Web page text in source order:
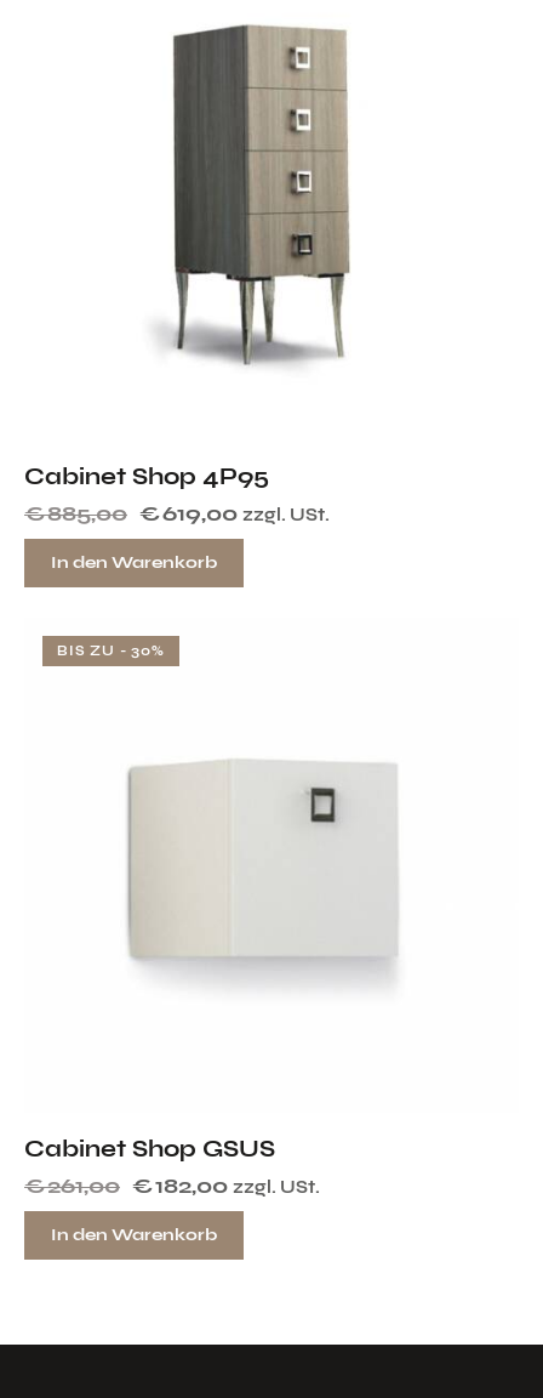
Cabinet Shop 4P95
€885,00 €619,00 zzgl. USt.
In den Warenkorb
BIS ZU - 30%
Cabinet Shop GSUS
€261,00 €182,00 zzgl. USt.
In den Warenkorb